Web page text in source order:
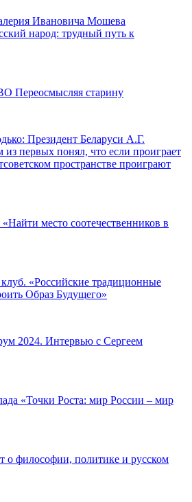
Ивановича Мошева
народ: трудный путь к
старину
Президент Беларуси А.Г.
первых понял, что если проиграет
пространстве проиграют
место соотечественников в
«Российские традиционные
Образ Будущего»
2024. Интервью с Сергеем
«Точки Роста: мир России – мир
о философии, политике и русском